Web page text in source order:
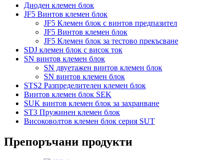
Диоден клемен блок
JF5 Винтов клемен блок
JF5 Клемен блок с винтов предпазител
JF5 Винтов клемен блок
JF5 Клемен блок за тестово прекъсване
SDJ клемен блок с висок ток
SN винтов клемен блок
SN двуетажен винтов клемен блок
SN винтов клемен блок
STS2 Разпределителен клемен блок
Винтов клемен блок SEK
SUK винтов клемен блок за захранване
ST3 Пружинен клемен блок
Високоволтов клемен блок серия SUT
Препоръчани продукти